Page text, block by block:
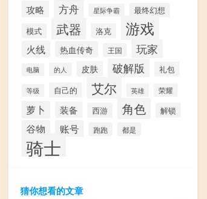
攻略 方舟 星际争霸 最终幻想
模式 武器 洛克 游戏
火线 热血传奇 王国 玩家
电脑 的人 皮肤 破解版 礼包
等级 自己的 艾尔 英雄 荣耀
萝卜 装备 西游 角色 解锁
谷物 账号 跑跑 都是
骑士
猜你想看的文章